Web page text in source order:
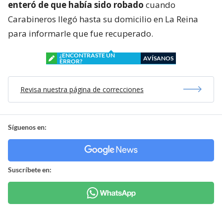
enteró de que había sido robado cuando
Carabineros llegó hasta su domicilio en La Reina
para informarle que fue recuperado.
¿ENCONTRASTE UN
ERROR?
AVÍSANOS
Revisa nuestra página de correcciones
Síguenos en:
Suscríbete en: